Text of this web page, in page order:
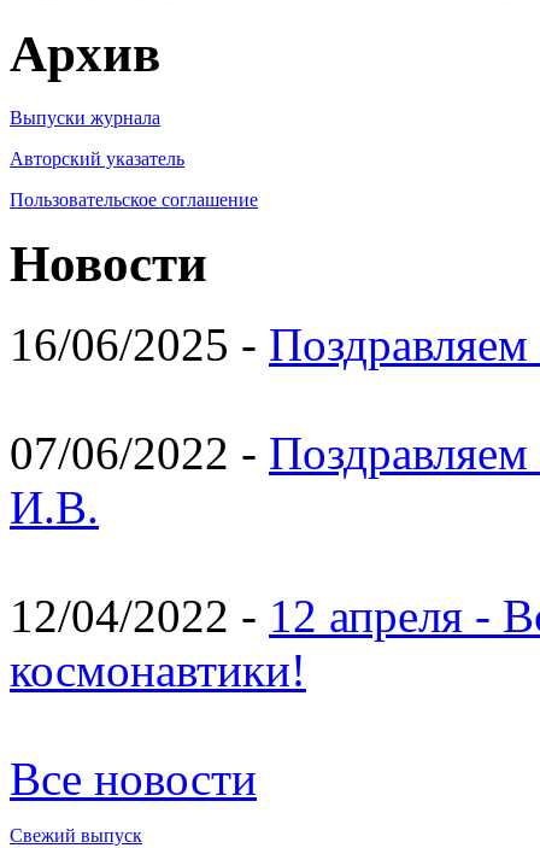
Архив
Выпуски журнала
Авторский указатель
Пользовательское соглашение
Новости
16/06/2025 -
07/06/2022 -
И.В.
12/04/2022 - 12 апреля -
космонавтики!
Все новости
Свежий выпуск